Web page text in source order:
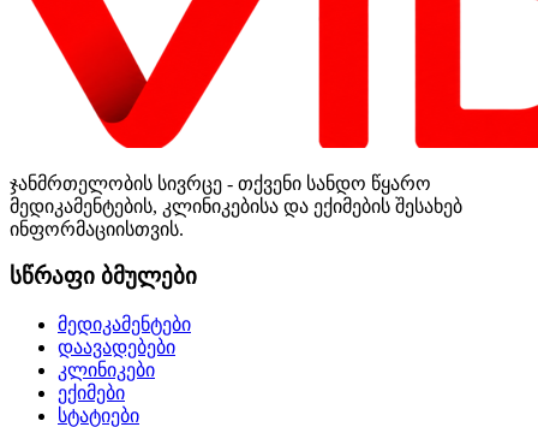
ჯანმრთელობის სივრცე - თქვენი სანდო წყარო
მედიკამენტების, კლინიკებისა და ექიმების შესახებ
ინფორმაციისთვის.
სწრაფი ბმულები
მედიკამენტები
დაავადებები
კლინიკები
ექიმები
სტატიები